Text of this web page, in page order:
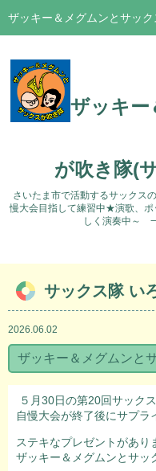
ザッキー
が吹き隊(
さいたま市で活動するサックス
慢大会目指して練習中★演歌、ポ
しく演奏中～
新着情報
ブログ
活動の様子
Q&A
サックス隊 い
2026.06.02
ザッキー＆メグムンと
５月30日の第20回サック
自慢大会が終了後にサプラ
ステキなプレゼントがあり
ザッキー＆メグムンとサッ